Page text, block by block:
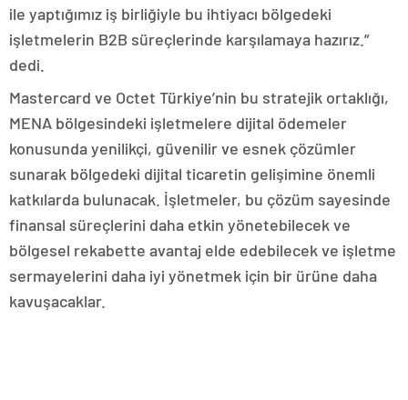
ile yaptığımız iş birliğiyle bu ihtiyacı bölgedeki
işletmelerin B2B süreçlerinde karşılamaya hazırız.”
dedi.
Mastercard ve Octet Türkiye’nin bu stratejik ortaklığı,
MENA bölgesindeki işletmelere dijital ödemeler
konusunda yenilikçi, güvenilir ve esnek çözümler
sunarak bölgedeki dijital ticaretin gelişimine önemli
katkılarda bulunacak. İşletmeler, bu çözüm sayesinde
finansal süreçlerini daha etkin yönetebilecek ve
bölgesel rekabette avantaj elde edebilecek ve işletme
sermayelerini daha iyi yönetmek için bir ürüne daha
kavuşacaklar.